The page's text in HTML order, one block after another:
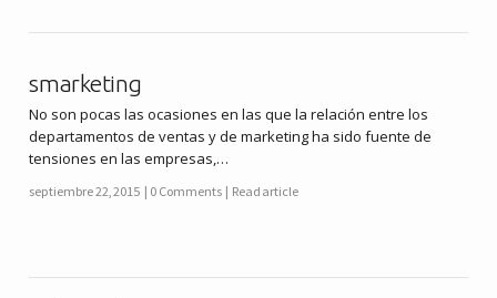
smarketing
No son pocas las ocasiones en las que la relación entre los
departamentos de ventas y de marketing ha sido fuente de
tensiones en las empresas,…
septiembre 22, 2015 0 Comments Read article